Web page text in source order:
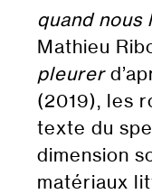
quand nous
Mathieu
pleurer
(2019), les
texte du
dimension
matériaux